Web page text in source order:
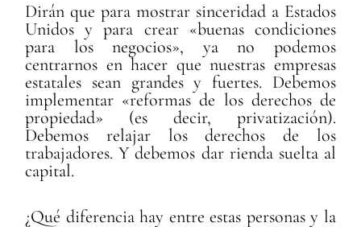
Dirán que para mostrar sinceridad a Estados
Unidos y para crear «buenas condiciones
para los negocios», ya no podemos
centrarnos en hacer que nuestras empresas
estatales sean grandes y fuertes. Debemos
implementar «reformas de los derechos de
propiedad» (es decir, privatización).
Debemos relajar los derechos de los
trabajadores. Y debemos dar rienda suelta al
capital.
¿Qué diferencia hay entre estas personas y la